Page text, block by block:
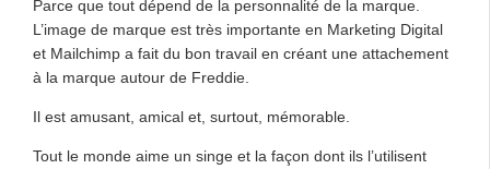
Parce que tout dépend de la personnalité de la marque.
L’image de marque est très importante en Marketing Digital
et Mailchimp a fait du bon travail en créant une attachement
à la marque autour de Freddie.
Il est amusant, amical et, surtout, mémorable.
Tout le monde aime un singe et la façon dont ils l’utilisent